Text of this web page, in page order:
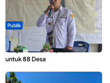
Publik
ABDESI Morotai Apresiasi
Penyaluran ADD Rp3,13 Miliar
untuk 88 Desa